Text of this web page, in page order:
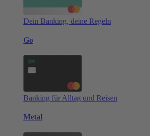
Dein Banking, deine Regeln
Go
Banking für Alltag und Reisen
Metal